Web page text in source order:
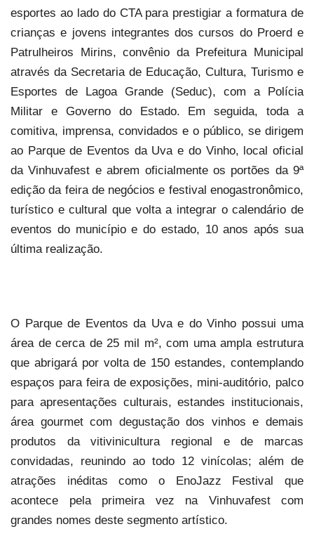
esportes ao lado do CTA para prestigiar a formatura de
crianças e jovens integrantes dos cursos do Proerd e
Patrulheiros Mirins, convênio da Prefeitura Municipal
através da Secretaria de Educação, Cultura, Turismo e
Esportes de Lagoa Grande (Seduc), com a Polícia
Militar e Governo do Estado. Em seguida, toda a
comitiva, imprensa, convidados e o público, se dirigem
ao Parque de Eventos da Uva e do Vinho, local oficial
da Vinhuvafest e abrem oficialmente os portões da 9ª
edição da feira de negócios e festival enogastronômico,
turístico e cultural que volta a integrar o calendário de
eventos do município e do estado, 10 anos após sua
última realização.
O Parque de Eventos da Uva e do Vinho possui uma
área de cerca de 25 mil m², com uma ampla estrutura
que abrigará por volta de 150 estandes, contemplando
espaços para feira de exposições, mini-auditório, palco
para apresentações culturais, estandes institucionais,
área gourmet com degustação dos vinhos e demais
produtos da vitivinicultura regional e de marcas
convidadas, reunindo ao todo 12 vinícolas; além de
atrações inéditas como o EnoJazz Festival que
acontece pela primeira vez na Vinhuvafest com
grandes nomes deste segmento artístico.